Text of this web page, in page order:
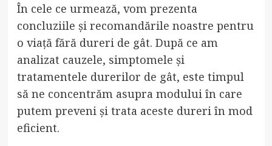
În cele ce urmează, vom prezenta
concluziile și recomandările noastre pentru
o viață fără dureri de gât. După ce am
analizat cauzele, simptomele și
tratamentele durerilor de gât, este timpul
să ne concentrăm asupra modului în care
putem preveni și trata aceste dureri în mod
eficient.